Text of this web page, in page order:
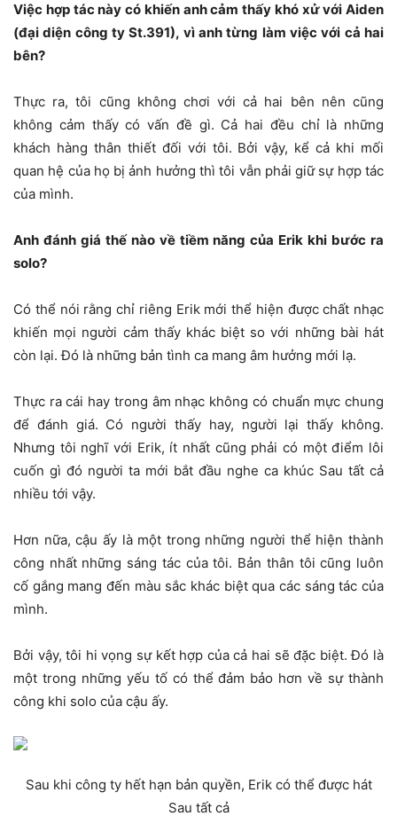
Việc hợp tác này có khiến anh cảm thấy khó xử với Aiden
(đại diện công ty St.391), vì anh từng làm việc với cả hai
bên?
Thực ra, tôi cũng không chơi với cả hai bên nên cũng
không cảm thấy có vấn đề gì. Cả hai đều chỉ là những
khách hàng thân thiết đối với tôi. Bởi vậy, kể cả khi mối
quan hệ của họ bị ảnh hưởng thì tôi vẫn phải giữ sự hợp tác
của mình.
Anh đánh giá thế nào về tiềm năng của Erik khi bước ra
solo?
Có thể nói rằng chỉ riêng Erik mới thể hiện được chất nhạc
khiến mọi người cảm thấy khác biệt so với những bài hát
còn lại. Đó là những bản tình ca mang âm hưởng mới lạ.
Thực ra cái hay trong âm nhạc không có chuẩn mực chung
để đánh giá. Có người thấy hay, người lại thấy không.
Nhưng tôi nghĩ với Erik, ít nhất cũng phải có một điểm lôi
cuốn gì đó người ta mới bắt đầu nghe ca khúc Sau tất cả
nhiều tới vậy.
Hơn nữa, cậu ấy là một trong những người thể hiện thành
công nhất những sáng tác của tôi. Bản thân tôi cũng luôn
cố gắng mang đến màu sắc khác biệt qua các sáng tác của
mình.
Bởi vậy, tôi hi vọng sự kết hợp của cả hai sẽ đặc biệt. Đó là
một trong những yếu tố có thể đảm bảo hơn về sự thành
công khi solo của cậu ấy.
Sau khi công ty hết hạn bản quyền, Erik có thể được hát
Sau tất cả